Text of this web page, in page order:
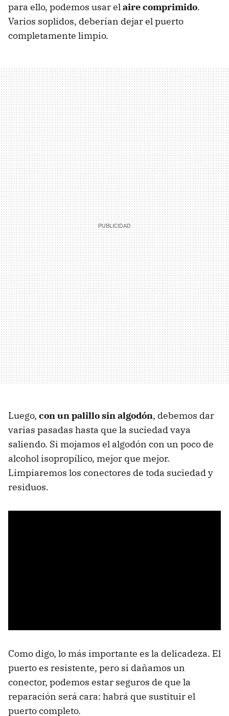
para ello, podemos usar elaire comprimido.
Varios soplidos, deberían dejar el puerto
completamente limpio.
Luego, con un palillo sin algodón, debemos dar
varias pasadas hasta que la suciedad vaya
saliendo. Si mojamos el algodón con un poco de
alcohol isopropílico, mejor que mejor.
Limpiaremos los conectores de toda suciedad y
residuos.
Como digo, lo más importante es la delicadeza. El
puerto es resistente, pero si dañamos un
conector, podemos estar seguros de que la
reparación será cara: habrá que sustituir el
puerto completo.